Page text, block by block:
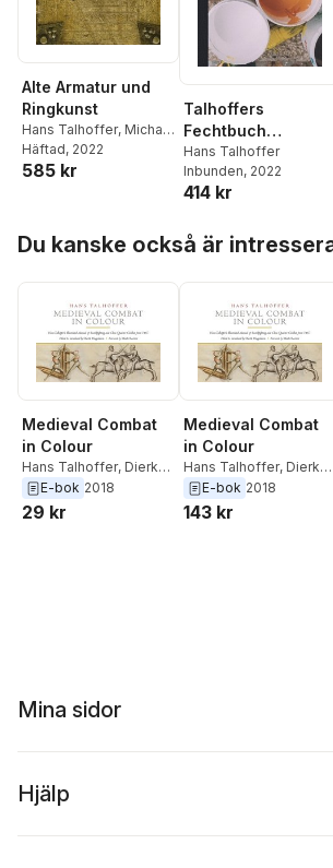
Alte Armatur und
Ringkunst
Hans Talhoffer, Michael
Chidester
Häftad, 2022
585 kr
Talhoffers
Fechtbuch
(Gothaer Codex)
Aus Dem Jahre
1443 ...
Hans Talhoffer
Inbunden, 2022
414 kr
Du kanske också är
Medieval Combat
in Colour
Hans Talhoffer, Dierk
Hagedorn
E-bok 2018
29 kr
Medieval Combat
in Colour
Hans Talhoffer, Dierk
Hagedorn
E-bok 2018
143 kr
Mina sidor
Hjälp